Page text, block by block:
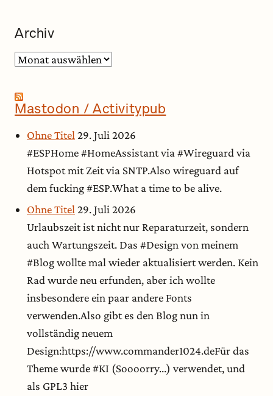
Archiv
Archiv
Mastodon / Activitypub
Ohne Titel 29. Juli 2026
#ESPHome #HomeAssistant via #Wireguard via
Hotspot mit Zeit via SNTP.Also wireguard auf
dem fucking #ESP.What a time to be alive.
Ohne Titel29. Juli 2026
Urlaubszeit ist nicht nur Reparaturzeit, sondern
auch Wartungszeit. Das #Design von meinem
#Blog wollte mal wieder aktualisiert werden. Kein
Rad wurde neu erfunden, aber ich wollte
insbesondere ein paar andere Fonts
verwenden.Also gibt es den Blog nun in
vollständig neuem
Design:https://www.commander1024.deFür das
Theme wurde #KI (Soooorry...) verwendet, und
als GPL3 hier